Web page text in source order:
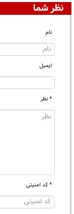
نظر شما
نام
ایمیل
* نظر
* کد امنیتی